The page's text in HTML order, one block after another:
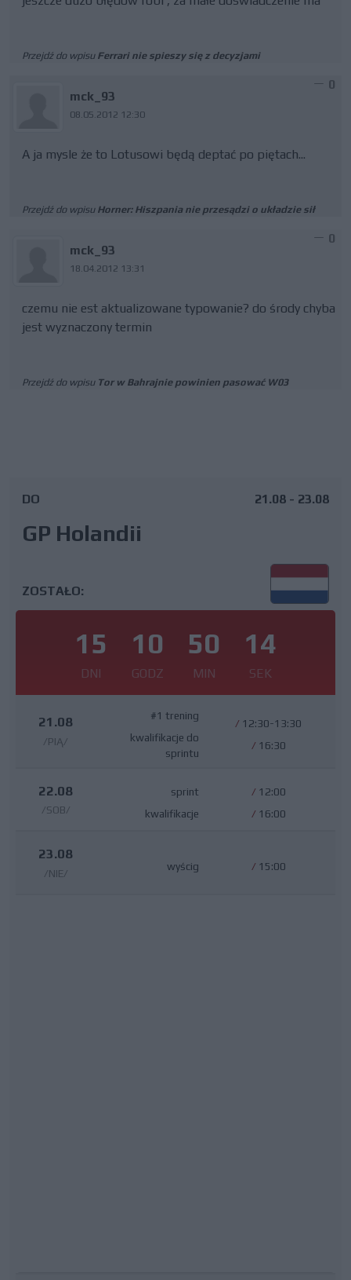
Przejdź do wpisu Ferrari nie spieszy się z decyzjami
mck_93
08.05.2012 12:30
0
A ja mysle że to Lotusowi będą deptać po piętach...
Przejdź do wpisu Horner: Hiszpania nie przesądzi o układzie sił
mck_93
18.04.2012 13:31
0
czemu nie est aktualizowane typowanie? do środy chyba
jest wyznaczony termin
Przejdź do wpisu Tor w Bahrajnie powinien pasować W03
DO
GP Holandii
21.08 - 23.08
ZOSTAŁO:
15
DNI
10
GODZ
50
MIN
13
SEK
21.08
/PIĄ/
#1 trening
kwalifikacje do
sprintu
/ 12:30-13:30
/ 16:30
22.08
/SOB/
sprint
kwalifikacje
/ 12:00
/ 16:00
23.08
/NIE/
wyścig / 15:00